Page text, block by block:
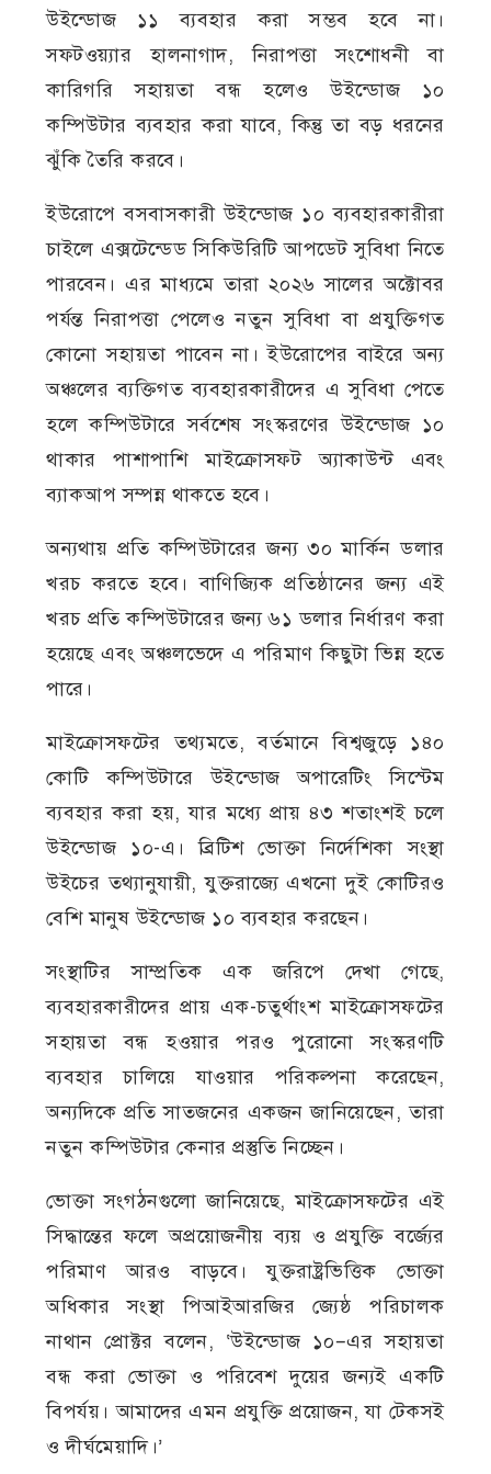
উইন্ডোজ ১১ ব্যবহার করা সম্ভব হবে না।
সফটওয়্যার হালনাগাদ, নিরাপত্তা সংশোধনী বা
কারিগরি সহায়তা বন্ধ হলেও উইন্ডোজ ১০
কম্পিউটার ব্যবহার করা যাবে, কিন্তু তা বড় ধরনের
ঝুঁকি তৈরি করবে।
ইউরোপে বসবাসকারী উইন্ডোজ ১০ ব্যবহারকারীরা
চাইলে এক্সটেন্ডেড সিকিউরিটি আপডেট সুবিধা নিতে
পারবেন। এর মাধ্যমে তারা ২০২৬ সালের অক্টোবর
পর্যন্ত নিরাপত্তা পেলেও নতুন সুবিধা বা প্রযুক্তিগত
কোনো সহায়তা পাবেন না। ইউরোপের বাইরে অন্য
অঞ্চলের ব্যক্তিগত ব্যবহারকারীদের এ সুবিধা পেতে
হলে কম্পিউটারে সর্বশেষ সংস্করণের উইন্ডোজ ১০
থাকার পাশাপাশি মাইক্রোসফট অ্যাকাউন্ট এবং
ব্যাকআপ সম্পন্ন থাকতে হবে।
অন্যথায় প্রতি কম্পিউটারের জন্য ৩০ মার্কিন ডলার
খরচ করতে হবে। বাণিজ্যিক প্রতিষ্ঠানের জন্য এই
খরচ প্রতি কম্পিউটারের জন্য ৬১ ডলার নির্ধারণ করা
হয়েছে এবং অঞ্চলভেদে এ পরিমাণ কিছুটা ভিন্ন হতে
পারে।
মাইক্রোসফটের তথ্যমতে, বর্তমানে বিশ্বজুড়ে ১৪০
কোটি কম্পিউটারে উইন্ডোজ অপারেটিং সিস্টেম
ব্যবহার করা হয়, যার মধ্যে প্রায় ৪৩ শতাংশই চলে
উইন্ডোজ ১০-এ। ব্রিটিশ ভোক্তা নির্দেশিকা সংস্থা
উইচের তথ্যানুযায়ী, যুক্তরাজ্যে এখনো দুই কোটিরও
বেশি মানুষ উইন্ডোজ ১০ ব্যবহার করছেন।
সংস্থাটির সাম্প্রতিক এক জরিপে দেখা গেছে,
ব্যবহারকারীদের প্রায় এক-চতুর্থাংশ মাইক্রোসফটের
সহায়তা বন্ধ হওয়ার পরও পুরোনো সংস্করণটি
ব্যবহার চালিয়ে যাওয়ার পরিকল্পনা করেছেন,
অন্যদিকে প্রতি সাতজনের একজন জানিয়েছেন, তারা
নতুন কম্পিউটার কেনার প্রস্তুতি নিচ্ছেন।
ভোক্তা সংগঠনগুলো জানিয়েছে, মাইক্রোসফটের এই
সিদ্ধান্তের ফলে অপ্রয়োজনীয় ব্যয় ও প্রযুক্তি বর্জ্যের
পরিমাণ আরও বাড়বে। যুক্তরাষ্ট্রভিত্তিক ভোক্তা
অধিকার সংস্থা পিআইআরজির জ্যেষ্ঠ পরিচালক
নাথান প্রোক্টর বলেন, ‘উইন্ডোজ ১০–এর সহায়তা
বন্ধ করা ভোক্তা ও পরিবেশ দুয়ের জন্যই একটি
বিপর্যয়। আমাদের এমন প্রযুক্তি প্রয়োজন, যা টেকসই
ও দীর্ঘমেয়াদি।’